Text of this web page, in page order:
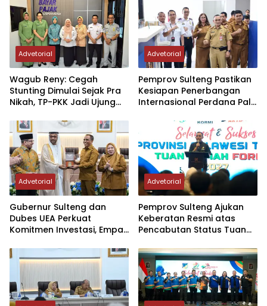
Advetorial
Wagub Reny: Cegah
Stunting Dimulai Sejak Pra
Nikah, TP-PKK Jadi Ujung
Advetorial
Pemprov Sulteng Pastikan
Kesiapan Penerbangan
Internasional Perdana Palu
Advetorial
Gubernur Sulteng dan
Dubes UEA Perkuat
Komitmen Investasi, Empat
Advetorial
Pemprov Sulteng Ajukan
Keberatan Resmi atas
Pencabutan Status Tuan
2027